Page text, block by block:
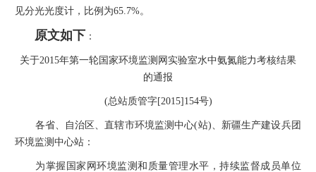
见分光光度计，比例为65.7%。
原文如下 ：
关于2015年第一轮国家环境监测网实验室水中氨氮能力考核结果
的通报
(总站质管字[2015]154号)
各省、自治区、直辖市环境监测中心(站)、新疆生产建设兵团
环境监测中心站：
为掌握国家网环境监测和质量管理水平，持续监督成员单位